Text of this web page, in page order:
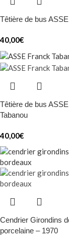
Têtière de bus
40,00€
Têtière de bus
Tabanou
40,00€
Cendrier Girondins
porcelaine – 1970